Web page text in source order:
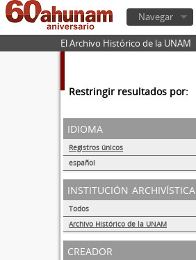
Navegar
El Archivo Histórico de la UNAM
Restringir resultados por:
idioma
Registros únicos
español
institución archivística
Todos
Archivo Histórico de la UNAM
creador